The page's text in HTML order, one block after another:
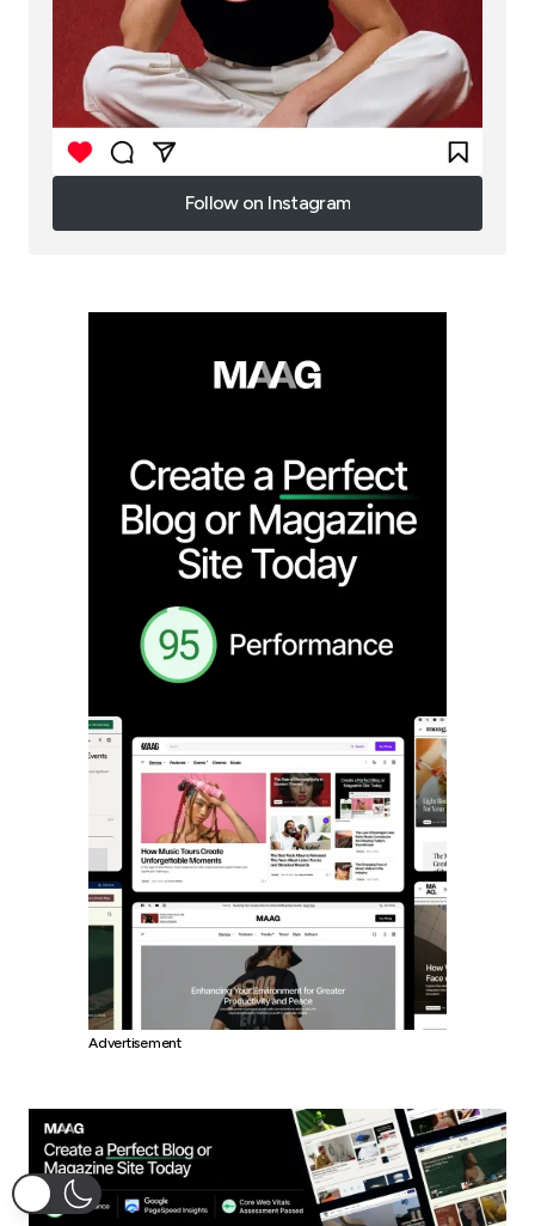
Follow on Instagram
Follow on Instagram
Advertisement